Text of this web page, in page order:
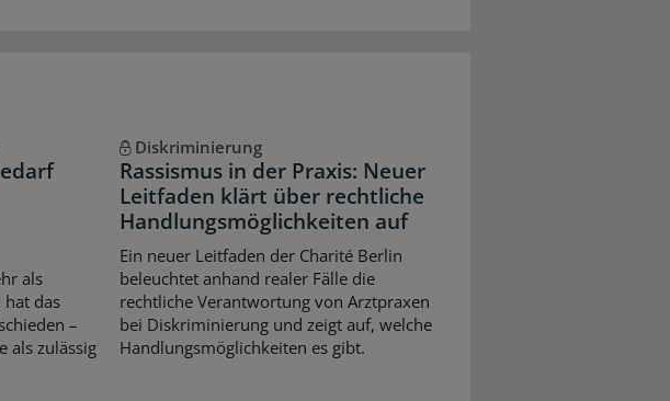
als
das
–
als zulässig
Diskriminierung
Rassismus in der Praxis: Neuer
Leitfaden klärt über rechtliche
Handlungsmöglichkeiten auf
Ein neuer Leitfaden der Charité Berlin
beleuchtet anhand realer Fälle die
rechtliche Verantwortung von Arztpraxen
bei Diskriminierung und zeigt auf, welche
Handlungsmöglichkeiten es gibt.